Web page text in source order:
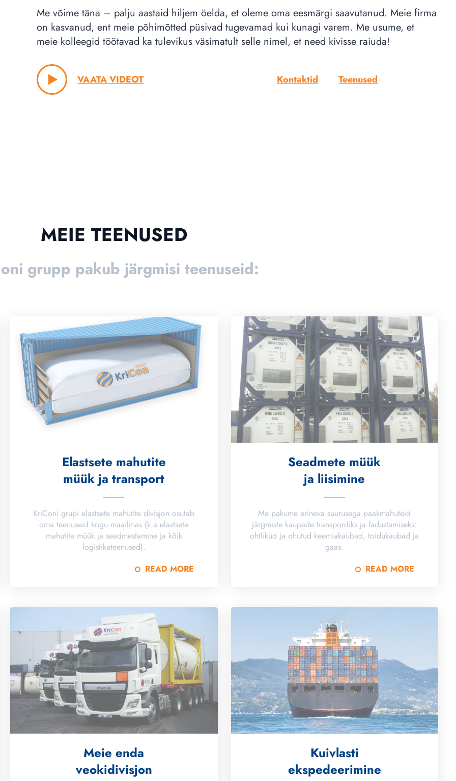
Me võime täna – palju aastaid hiljem öelda, et oleme oma eesmärgi saavutanud. Meie firma
on kasvanud, ent meie põhimõtted püsivad tugevamad kui kunagi varem. Me usume, et
meie kolleegid töötavad ka tulevikus väsimatult selle nimel, et need kivisse raiuda!
VAATA VIDEOT Kontaktid Teenused
MEIE TEENUSED
grupp pakub järgmisi teenuseid:
Elastsete mahutite
müük ja transport
KriConi grupi elastsete mahutite divisjon osutab
oma teenuseid kogu maailmas (k.a elastsete
mahutite müük ja seadmestamine ja kõik
logistikateenused).
READ MORE
Seadmete müük
ja liisimine
Me pakume erineva suurusega paakmahuteid
järgmiste kaupade transpordiks ja ladustamiseks:
ohtlikud ja ohutud keemiakaubad, toidukaubad ja
gaas.
READ MORE
Meie enda
veokidivisjon
Kuivlasti
ekspedeerimine